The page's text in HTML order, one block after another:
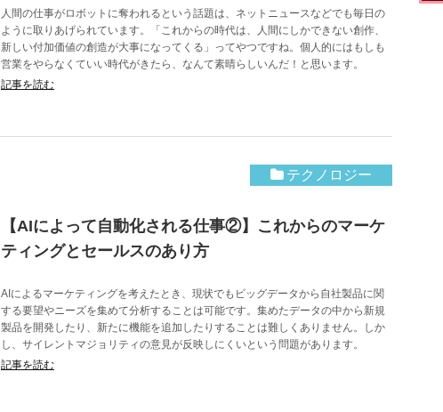
人間の仕事がロボットに奪われるという話題は、ネットニュースなどでも毎日の
ように取りあげられています。「これからの時代は、人間にしかできない創作、
新しい付加価値の創造が大事になってくる」ってやつですね。個人的にはもしも
営業をやらなくていい時代がきたら、なんて素晴らしいんだ！と思います。
記事を読む
テクノロジー
【AIによって自動化される仕事②】これからのマーケ
ティングとセールスのあり方
AIによるマーケティングを考えたとき、現状でもビッグデータから自社製品に関
する要望やニーズを集めて分析することは可能です。集めたデータの中から新規
製品を開発したり、新たに機能を追加したりすることは難しくありません。しか
し、サイレントマジョリティの意見が反映しにくいという問題があります。
記事を読む